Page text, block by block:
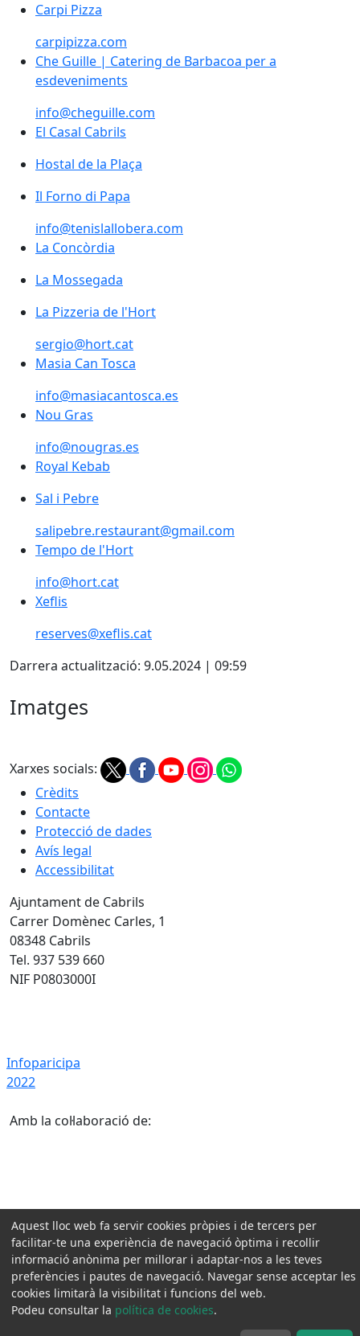
Carpi Pizza
carpipizza.com
Che Guille | Catering de Barbacoa per a
Che Guille | Catering de Barbacoa per a
esdeveniments
info@cheguille.com
El Casal Cabrils
Hostal de la Plaça
Il Forno di Papa
info@tenislallobera.com
La Concòrdia
La Mossegada
La Pizzeria de l'Hort
sergio@hort.cat
Masia Can Tosca
Masia Can Tosca
info@masiacantosca.es
Nou Gras
info@nougras.es
Royal Kebab
Sal i Pebre
salipebre.restaurant@gmail.com
Tempo de l'Hort
info@hort.cat
Xeflis
reserves@xeflis.cat
Darrera actualització: 9.05.2024 | 09:59
Imatges
Xarxes socials:
Crèdits
Contacte
Protecció de dades
Avís legal
Accessibilitat
Ajuntament de Cabrils
Carrer Domènec Carles, 1
08348 Cabrils
Tel. 937 539 660
NIF P0803000I
Infoparicipa
2022
Amb la col·laboració de:
Aquest lloc web fa servir cookies pròpies i de tercers per
facilitar-te una experiència de navegació òptima i recollir
informació anònima per millorar i adaptar-nos a les teves
preferències i pautes de navegació. Navegar sense acceptar les
cookies limitarà la visibilitat i funcions del web.
Podeu consultar la política de cookies.